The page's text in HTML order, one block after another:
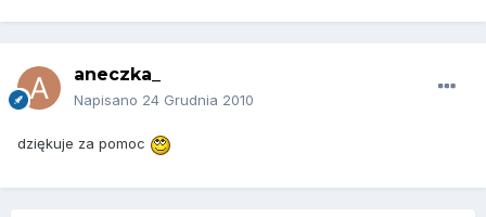
aneczka_
Napisano 24 Grudnia 2010
dziękuje za pomoc